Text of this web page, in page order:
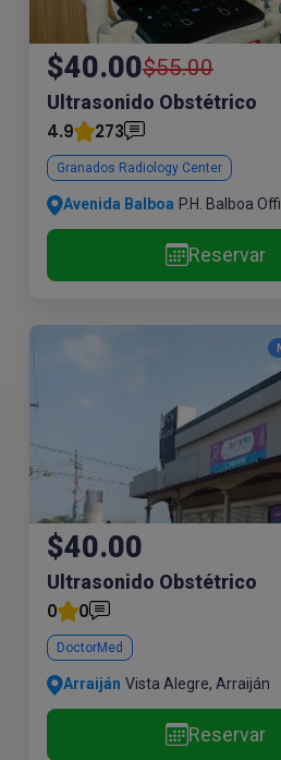
$40.00$55.00
Ultrasonido Obstétrico
4.9
273
Granados Radiology Center
Avenida Balboa P.H. Balboa
Reservar
$40.00
Ultrasonido Obstétrico
0
0
DoctorMed
Arraiján Vista Alegre, Arraiján
Reservar